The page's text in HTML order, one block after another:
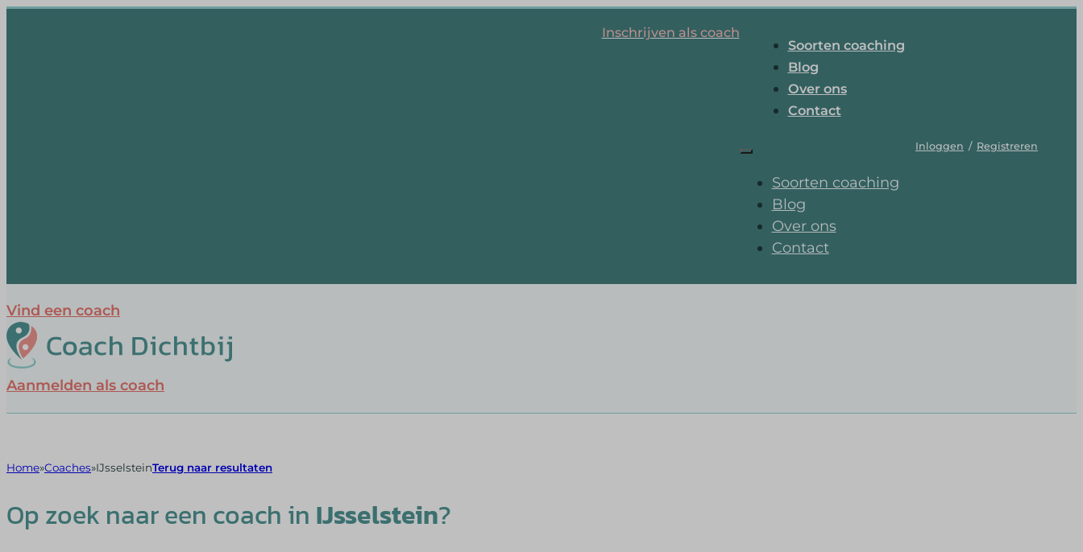
Inschrijven als coach
Soorten coaching
Blog
Over ons
Contact
Soorten coaching
Blog
Over ons
Contact
Inloggen / Registreren
Vind een coach
Aanmelden als coach
Home Coaches IJsselsteinTerug naar resultaten
Op zoek naar een coach in IJsselstein?